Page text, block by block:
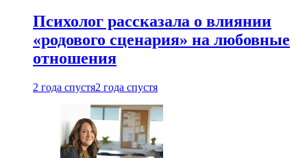
Психолог рассказала о влиянии
«родового сценария» на любовные
отношения
2 года спустя2 года спустя